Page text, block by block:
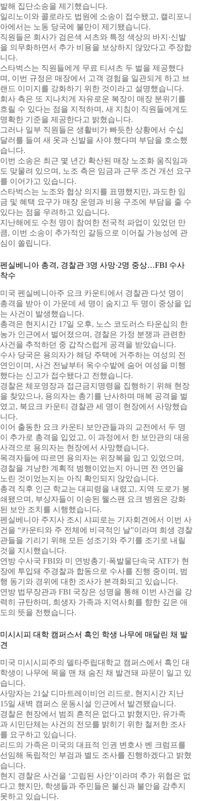
발해 집단소송을 제기했습니다.
일리노이와 콜로라도 법원에 소송이 접수됐고, 캘리포니
아에서는 노동 당국에 불만이 제기됐습니다.
직원들은 회사가 검은색 셔츠와 특정 색상의 바지·신발
을 의무화하면서 추가 비용을 보상하지 않았다고 주장합
니다.
스타벅스는 직원들에게 무료 티셔츠 두 벌을 제공했다
며, 이번 규정은 매장에서 고객 경험을 일관되게 하고 브
랜드 이미지를 강화하기 위한 것이라고 설명했습니다.
회사 측은 또 지나치게 자유로운 복장이 매장 분위기를
흐릴 수 있다는 점을 지적하며, 새 지침이 직원들에게도
명확한 기준을 제공한다고 밝혔습니다.
그러나 일부 직원들은 생활비가 빠듯한 상황에서 수십
달러를 들여 새 옷과 신발을 사야 했다며 부담을 호소했
습니다.
이번 소송은 최근 몇 년간 확산된 매장 노조화 움직임과
도 맞물려 있으며, 노조 측은 임금과 근무 조건 개선 요구
를 이어가고 있습니다.
스타벅스는 노조와 협상 의지를 표명했지만, 과도한 임
금 및 혜택 요구가 매장 운영과 비용 구조에 부담을 줄 수
있다는 점을 우려하고 있습니다.
지난해에도 수천 명이 참여한 전국적 파업이 있었던 만
큼, 이번 소송이 추가적인 갈등으로 이어질 가능성에 관
심이 쏠립니다.
펜실베니아 총격, 경찰관 3명 사망·2명 중상…FBI 수사
착수
미국 펜실베니아주 요크 카운티에서 경찰관 다섯 명이
총격을 받아 이 가운데 세 명이 숨지고 두 명이 중상을 입
는 사건이 발생했습니다.
총격은 현지시간 17일 오후, 노스 코도러스 타운십의 한
농가 인근에서 벌어졌으며, 경찰은 가정 분쟁과 관련한
사건을 추적하던 중 갑작스럽게 공격을 받았습니다.
수사 당국은 용의자가 해당 주택에 거주하는 여성의 전
연인이며, 사건 전날부터 옥수수밭에 숨어 여성을 미행
했다는 신고가 접수됐다고 전했습니다.
경찰은 체포영장과 접근금지명령을 집행하기 위해 현장
을 찾았으나, 용의자는 총기를 난사하며 매복 공격을 벌
였고, 북요크 카운티 경찰관 세 명이 현장에서 사망했습
니다.
이어 출동한 요크 카운티 보안관들과의 교전에서 두 명
이 추가로 총격을 입었고, 이 과정에서 한 보안관의 대응
사격으로 용의자는 현장에서 사망했습니다.
목격자들에 따르면 용의자는 위장복을 입고 있었으며,
경찰을 겨냥한 계획적 범행이었는지 아니면 전 연인을
노린 것이었는지는 아직 확인되지 않았습니다.
총격 직후 인근 학교는 대피령을 내렸고, 지역 도로가 봉
쇄됐으며, 부상자들이 이송된 웰스팬 요크 병원은 강화
된 보안 조치를 시행했습니다.
펜실베니아 주지사 조시 샤피로는 기자회견에서 이번 사
건을 “카운티와 주 전체에 비극적인 날”이라며 희생 경찰
관들을 기리기 위해 모든 성조기와 주기를 조기로 내릴
것을 지시했습니다.
연방 수사국 FBI와 미 연방총기·폭발물단속국 ATF가 현
장에 투입돼 주경찰과 합동으로 수사를 진행 중이며, 범
행 동기와 경위에 대한 조사가 본격화되고 있습니다.
연방 법무장관과 FBI 국장은 성명을 통해 이번 사건을 강
력히 규탄하며, 희생자 가족과 지역사회를 향한 깊은 애
도의 뜻을 전했습니다.
미시시피 대학 캠퍼스서 흑인 학생 나무에 매달린 채 발
견
미국 미시시피주의 델타주립대학교 캠퍼스에서 흑인 대
학생이 나무에 목을 맨 채 숨진 채 발견돼 파문이 일고 있
습니다.
사망자는 21살 디마트레이비언 리드로, 현지시간 지난
15일 새벽 캠퍼스 운동시설 인근에서 발견됐습니다.
경찰은 현장에서 범죄 흔적은 없다고 밝혔지만, 유가족
과 시민단체는 사건의 전모를 밝히기 위한 철저한 조사
를 요구하고 있습니다.
리드의 가족은 미국의 대표적 인권 변호사 벤 크럼프를
선임해 독립적인 부검과 별도 조사를 진행하겠다고 밝혔
습니다.
현지 경찰은 사건을 ‘고립된 사안’이라며 추가 위협은 없
다고 했지만, 학생들과 주민들은 불신과 불안을 감추지
못하고 있습니다.